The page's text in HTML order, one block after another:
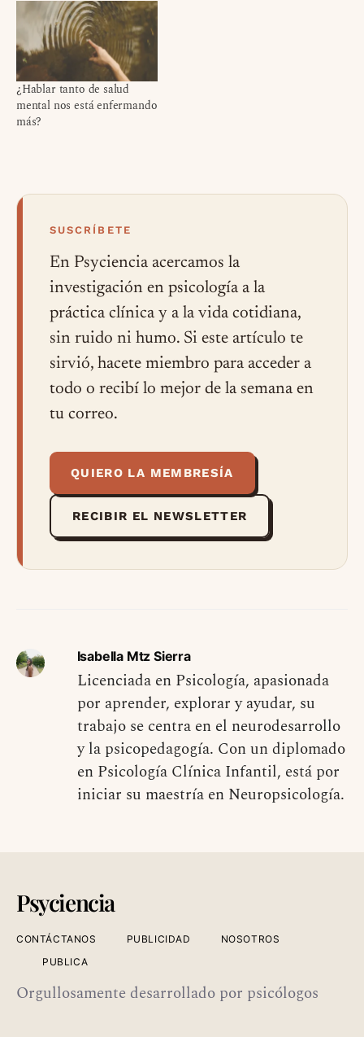
¿Hablar tanto de salud
mental nos está enfermando
más?
SUSCRÍBETE
En Psyciencia acercamos la
investigación en psicología a la
práctica clínica y a la vida cotidiana,
sin ruido ni humo. Si este artículo te
sirvió, hacete miembro para acceder a
todo o recibí lo mejor de la semana en
tu correo.
QUIERO LA MEMBRESÍA
RECIBIR EL NEWSLETTER
Isabella Mtz Sierra
Licenciada en Psicología, apasionada
por aprender, explorar y ayudar, su
trabajo se centra en el neurodesarrollo
y la psicopedagogía. Con un diplomado
en Psicología Clínica Infantil, está por
iniciar su maestría en Neuropsicología.
Psyciencia
CONTÁCTANOS PUBLICIDAD
NOSOTROS
PUBLICA
Orgullosamente desarrollado por psicólogos